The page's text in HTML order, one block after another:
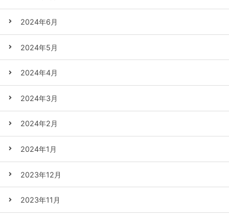
2024年6月
2024年5月
2024年4月
2024年3月
2024年2月
2024年1月
2023年12月
2023年11月